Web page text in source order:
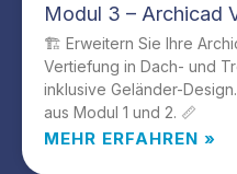
Modul 3 – Archicad
🏗️ Erweitern Sie Ihre
Vertiefung in Dach- und
inklusive Geländer-
aus Modul 1 und 2. 📏
MEHR ERFAHREN »